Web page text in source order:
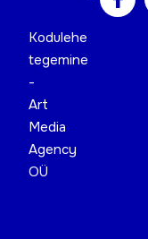
Kodulehe
tegemine
-
Art
Media
Agency
OÜ